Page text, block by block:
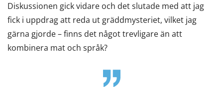
Diskussionen gick vidare och det slutade med att jag
fick i uppdrag att reda ut gräddmysteriet, vilket jag
gärna gjorde – finns det något trevligare än att
kombinera mat och språk?